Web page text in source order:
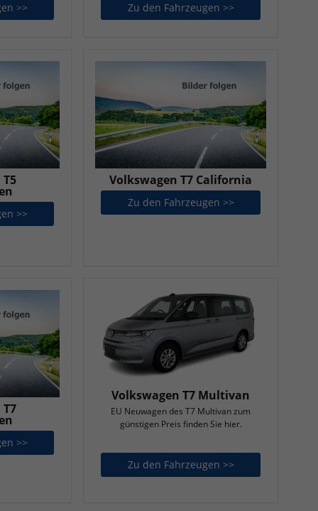
>> Zu den Fahrzeugen >>
>> Volkswagen T5 Kastenwagen
Volkswagen T7 California
Zu den Fahrzeugen >>
>>
Volkswagen T7 Multivan
EU Neuwagen des T7 Multivan zum
günstigen Preis finden Sie hier.
Zu den Fahrzeugen >>